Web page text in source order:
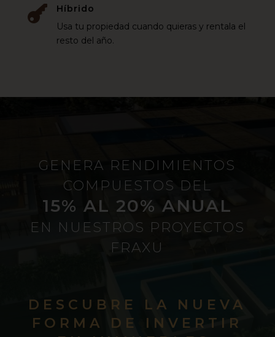

Híbrido
Usa tu propiedad cuando quieras y rentala el
resto del año.
GENERA RENDIMIENTOS
COMPUESTOS DEL
15% AL 20% ANUAL
EN NUESTROS PROYECTOS
FRAXU
DESCUBRE LA NUEVA
FORMA DE INVERTIR